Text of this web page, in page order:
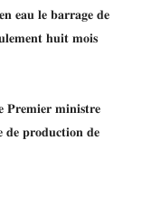
𝐞𝐚𝐮 𝐥𝐞 𝐛𝐚𝐫𝐫𝐚𝐠𝐞 𝐝𝐞
𝐡𝐮𝐢𝐭 𝐦𝐨𝐢𝐬
𝐏𝐫𝐞𝐦𝐢𝐞𝐫 𝐦𝐢𝐧𝐢𝐬𝐭𝐫𝐞
𝐝𝐞 𝐩𝐫𝐨𝐝𝐮𝐜𝐭𝐢𝐨𝐧 𝐝𝐞